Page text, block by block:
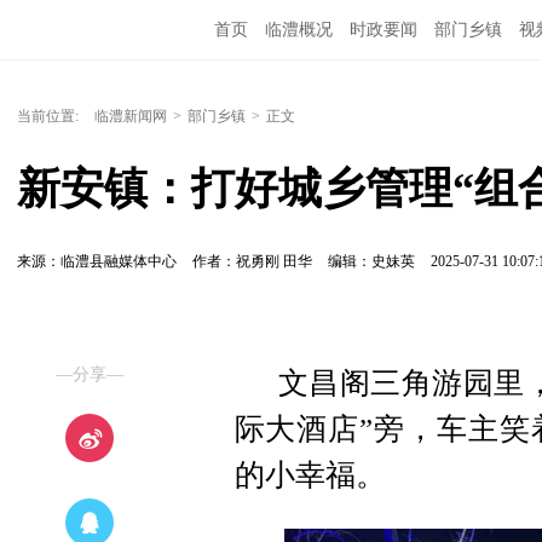
首页 临澧概况 时政要闻 部门乡镇 视
当前位置: 临澧新闻网 > 部门乡镇 > 正文
新安镇：打好城乡管理“组
来源：临澧县融媒体中心 作者：祝勇刚 田华 编辑：史妹英 2025-07-31
—分享—
文昌阁三角游园里
际大酒店”旁，车主
的小幸福。